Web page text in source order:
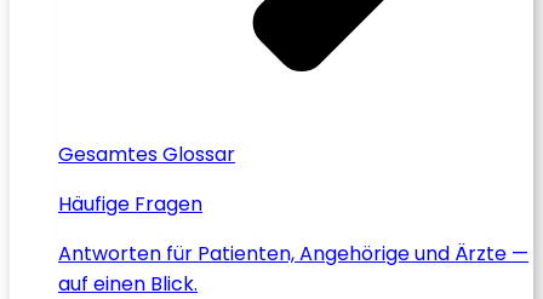
Gesamtes Glossar
Häufige Fragen
Antworten für Patienten, Angehörige und Ärzte —
auf einen Blick.